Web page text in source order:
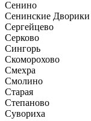
Сенино
Сенинские Дворики
Сергейцево
Серково
Сингорь
Скоморохово
Смехра
Смолино
Старая
Степаново
Сувориха